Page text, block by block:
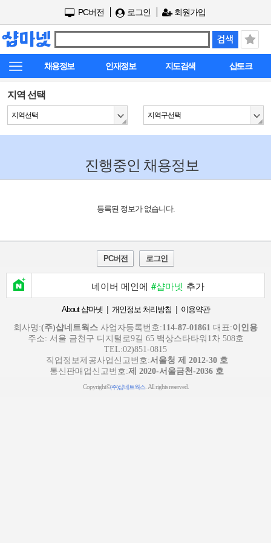
PC버전 로그인 회원가입
채용정보 인재정보 지도검색 샵토크
지역 선택
지역선택 지역구선택
진행중인 채용정보
등록된 정보가 없습니다.
PC버전 로그인
네이버 메인에 #샵마넷 추가
About 샵마넷 | 개인정보 처리방침 | 이용약관
회사명:(주)샵네트웍스 사업자등록번호:114-87-01861 대표:이인용
주소: 서울 금천구 디지털로9길 65 백상스타타워1차 508호
TEL:02)851-0815
직업정보제공사업신고번호:서울청 제 2012-30 호
통신판매업신고번호:제 2020-서울금천-2036 호
Copyright©(주)샵네트웍스. All rights reserved.